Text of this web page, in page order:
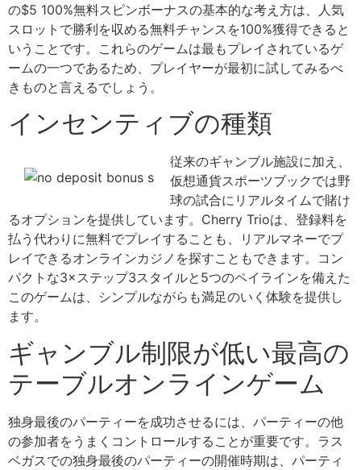
の$5 100%無料スピンボーナスの基本的な考え方は、人気
スロットで勝利を収める無料チャンスを100%獲得できると
いうことです。これらのゲームは最もプレイされているゲ
ームの一つであるため、プレイヤーが最初に試してみるべ
きものと言えるでしょう。
インセンティブの種類
従来のギャンブル施設に加え、
仮想通貨スポーツブックでは野
球の試合にリアルタイムで賭け
るオプションを提供しています。Cherry Trioは、登録料を
払う代わりに無料でプレイすることも、リアルマネーでプ
レイできるオンラインカジノを探すこともできます。コン
パクトな3×ステップ3スタイルと5つのペイラインを備えた
このゲームは、シンプルながらも満足のいく体験を提供し
ます。
ギャンブル制限が低い最高の
テーブルオンラインゲーム
独身最後のパーティーを成功させるには、パーティーの他
の参加者をうまくコントロールすることが重要です。ラス
ベガスでの独身最後のパーティーの開催時期は、パーティ